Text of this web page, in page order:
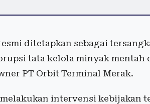
ditetapkan sebagai
tata kelola minyak
PT Orbit Terminal Merak.
intervensi kebijakan